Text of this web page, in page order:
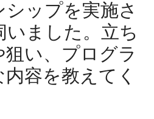
ップを実施さ
ました。立ち
狙い、プログラ
容を教えてく